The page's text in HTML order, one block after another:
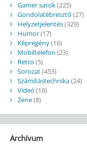
Gamer sarok(225)
Gondolatébresztő (27)
Helyzetjelentés(329)
Humor(17)
Képregény(16)
Mobiltelefon (23)
Retro (5)
Sorozat(453)
Számítástechnika(24)
Videó (18)
Zene(8)
Archívum